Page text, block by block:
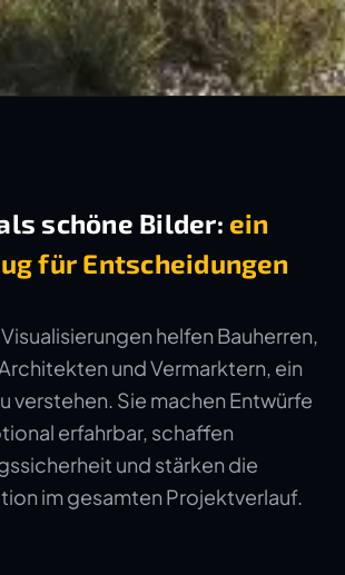
schöne Bilder: ein
für Entscheidungen
helfen Bauherren,
und Vermarktern, ein
verstehen. Sie machen Entwürfe
erfahrbar, schaffen
und stärken die
im gesamten Projektverlauf.